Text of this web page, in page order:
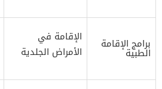
برامج الإقامة
الطبية
الإقامة في
الأمراض الجلدية